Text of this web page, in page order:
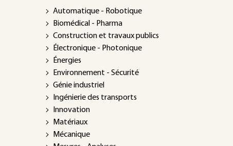
Automatique - Robotique
Biomédical - Pharma
Construction et travaux publics
Électronique - Photonique
Énergies
Environnement - Sécurité
Génie industriel
Ingénierie des transports
Innovation
Matériaux
Mécanique